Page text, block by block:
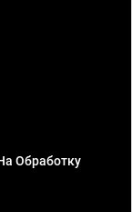
Обработку